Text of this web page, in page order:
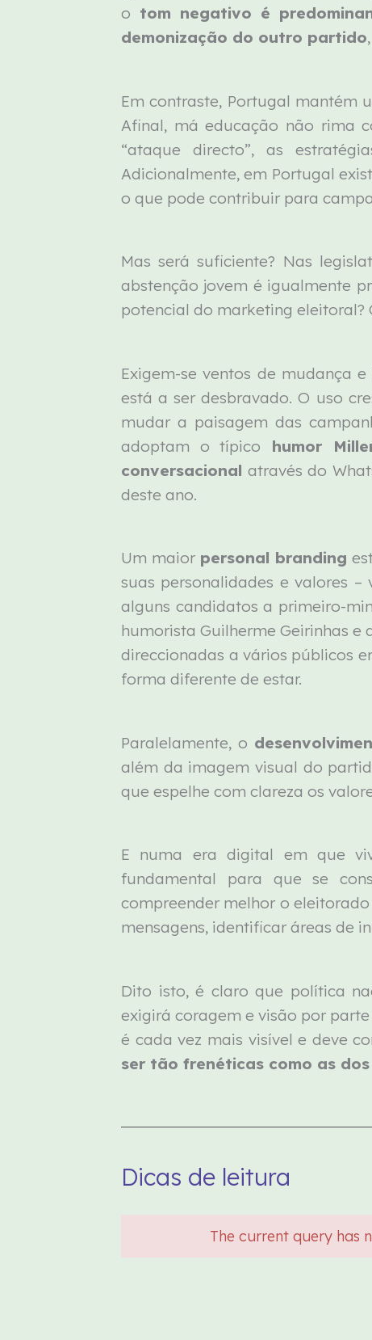
o tom negativo é
demonização do outro partido
Em contraste, Portugal mantém
Afinal, má educação não rima
“ataque directo”, as
Adicionalmente, em Portugal
o que pode contribuir para
Mas será suficiente? Nas
abstenção jovem é igualmente
potencial do marketing eleitoral?
Exigem-se ventos de mudança
está a ser desbravado. O uso
mudar a paisagem das
adoptam o típico humor
conversacional através do
deste ano.
Um maior personal branding
suas personalidades e valores
alguns candidatos a primeiro-
humorista Guilherme Geirinhas e
direccionadas a vários públicos
forma diferente de estar.
Paralelamente, o
além da imagem visual do
que espelhe com clareza os
E numa era digital em que
fundamental para que se
compreender melhor o
mensagens, identificar áreas de
Dito isto, é claro que política
exigirá coragem e visão por
é cada vez mais visível e deve
ser tão frenéticas como as
Dicas de leitura
The current query has